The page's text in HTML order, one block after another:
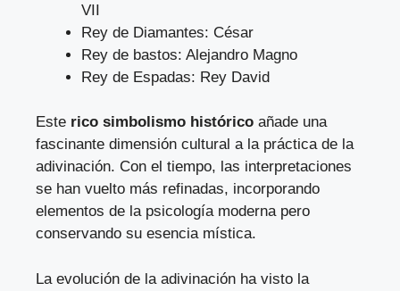
VII
Rey de Diamantes: César
Rey de bastos: Alejandro Magno
Rey de Espadas: Rey David
Este rico simbolismo histórico añade una
fascinante dimensión cultural a la práctica de la
adivinación. Con el tiempo, las interpretaciones
se han vuelto más refinadas, incorporando
elementos de la psicología moderna pero
conservando su esencia mística.
La evolución de la adivinación ha visto la